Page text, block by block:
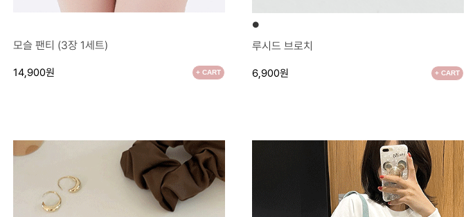
모슬 팬티 (3장 1세트)
14,900원 + CART
●
루시드 브로치
6,900원 + CART